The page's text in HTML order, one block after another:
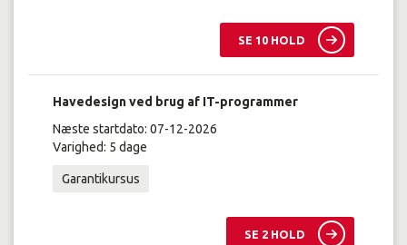
SE 10 HOLD
Havedesign ved brug af IT-programmer
Garantikursus
SE 2 HOLD
Næste startdato: 07-12-2026
Varighed: 5 dage